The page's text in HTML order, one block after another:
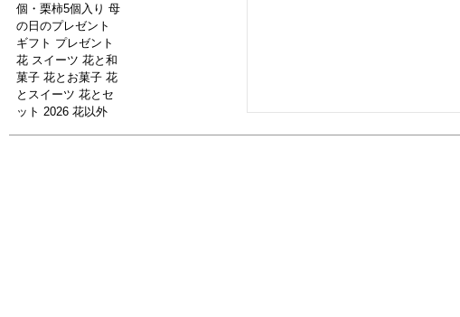
個・栗柿5個入り 母
の日のプレゼント
ギフト プレゼント
花 スイーツ 花と和
菓子 花とお菓子 花
とスイーツ 花とセ
ット 2026 花以外